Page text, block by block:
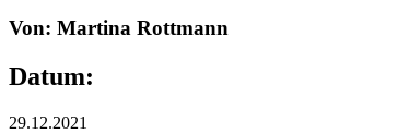
Von: Martina Rottmann
Datum:
29.12.2021